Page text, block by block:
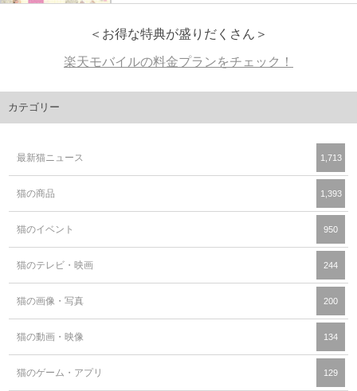
＜お得な特典が盛りだくさん＞
楽天モバイルの料金プランをチェック！
カテゴリー
最新猫ニュース 1,713
猫の商品 1,393
猫のイベント 950
猫のテレビ・映画 244
猫の画像・写真 200
猫の動画・映像 134
猫のゲーム・アプリ 129